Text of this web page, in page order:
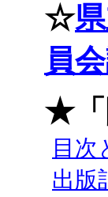
☆
員
★「
目次
出版